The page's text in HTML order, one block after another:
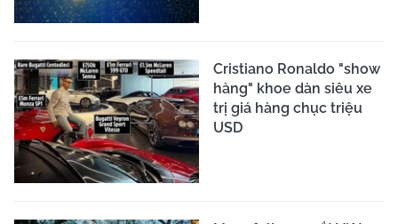
Cristiano Ronaldo "show
hàng" khoe dàn siêu xe
trị giá hàng chục triệu
USD